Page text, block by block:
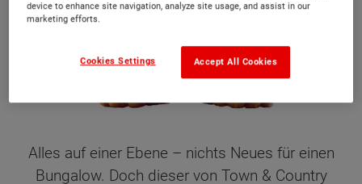
Alles auf einer Ebene – nichts Neues für einen
Bungalow. Doch dieser von Town & Country
device to enhance site navigation, analyze site usage, and assist in our
marketing efforts.
Accept All Cookies
Cookies Settings